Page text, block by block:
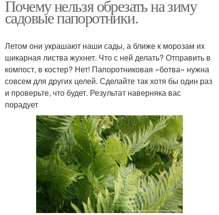
Почему нельзя обрезать на зиму
садовые папоротники.
Летом они украшают наши сады, а ближе к морозам их
шикарная листва жухнет. Что с ней делать? Отправить в
компост, в костер? Нет! Папоротниковая «ботва» нужна
совсем для других целей. Сделайте так хотя бы один раз
и проверьте, что будет. Результат наверняка вас
порадует